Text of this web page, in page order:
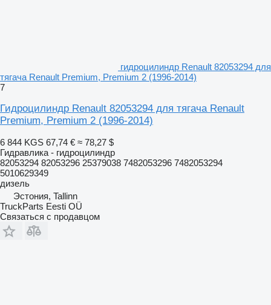
гидроцилиндр Renault 82053294 для
тягача Renault Premium, Premium 2 (1996-2014)
7
Гидроцилиндр Renault 82053294 для тягача Renault
Premium, Premium 2 (1996-2014)
6 844 KGS 67,74 € ≈ 78,27 $
Гидравлика - гидроцилиндр
82053294 82053296 25379038 7482053296 7482053294
5010629349
дизель
Эстония, Tallinn
TruckParts Eesti OÜ
Связаться с продавцом